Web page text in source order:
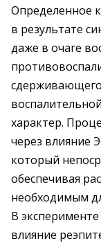
Определенное
в результате
даже в очаге
характер.
через влияние
который
обеспечивая
необходимым
В
влияние